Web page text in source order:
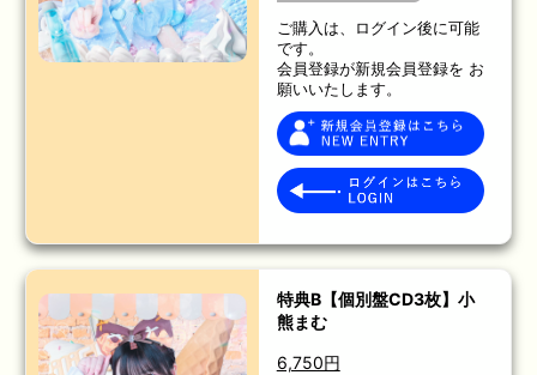
ご購入は、ログイン後に可能
です。
会員登録が新規会員登録を お
願いいたします。
特典B【個別盤CD3枚】小
熊まむ
6,750円